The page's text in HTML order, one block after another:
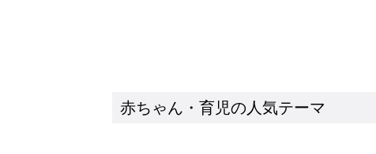
赤ちゃん・育児の人気テーマ